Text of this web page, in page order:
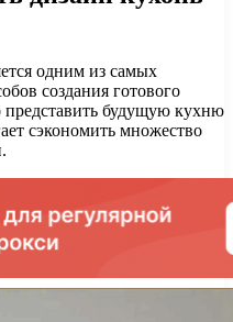
одним из самых
создания готового
представить будущую кухню
сэкономить множество